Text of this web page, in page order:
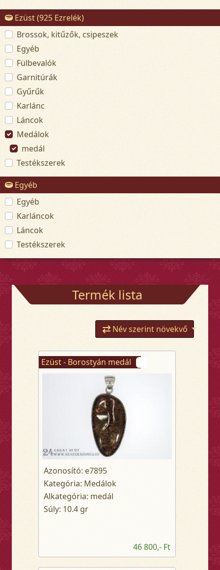
Ezüst (925 Ezrelék)
Brossok, kitűzők, csipeszek
Egyéb
Fülbevalók
Garnitúrák
Gyűrűk
Karlánc
Láncok
Medálok
medál
Testékszerek
Egyéb
Egyéb
Karláncok
Láncok
Testékszerek
Termék lista
Név szerint növekvő
Ezüst - Borostyán medál
Azonosító: e7895
Kategória: Medálok
Alkategória: medál
Súly: 10.4 gr
46 800,- Ft